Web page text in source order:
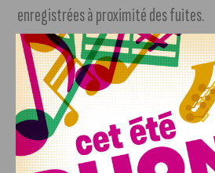
enregistrées à proximité des fuites.
J'AIME LE DFCO